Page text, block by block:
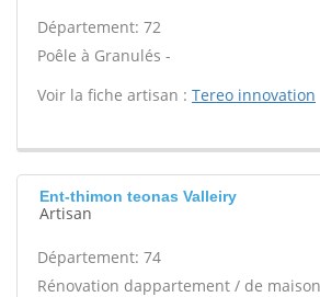
Département: 72
Poêle à Granulés -
Voir la fiche artisan : Tereo innovation
Ent-thimon teonas Valleiry
Artisan
Département: 74
Rénovation dappartement / de